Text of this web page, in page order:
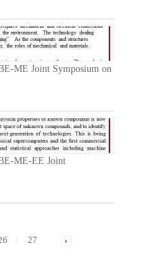
ME Joint Symposium on
ME-EE Joint
27